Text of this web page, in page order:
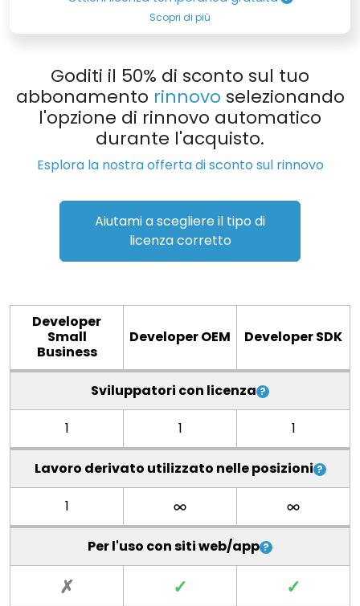
Scopri di più
Goditi il 50% di sconto sul tuo
abbonamento rinnovo selezionando
l'opzione di rinnovo automatico
durante l'acquisto.
Esplora la nostra offerta di sconto sul rinnovo
Aiutami a scegliere il tipo di
licenza corretto
Developer
Small
Business
Developer OEM Developer SDK
Sviluppatori con licenza
1 1 1
Lavoro derivato utilizzato nelle posizioni
1
Per l'uso con siti web/app
✗ ✓ ✓